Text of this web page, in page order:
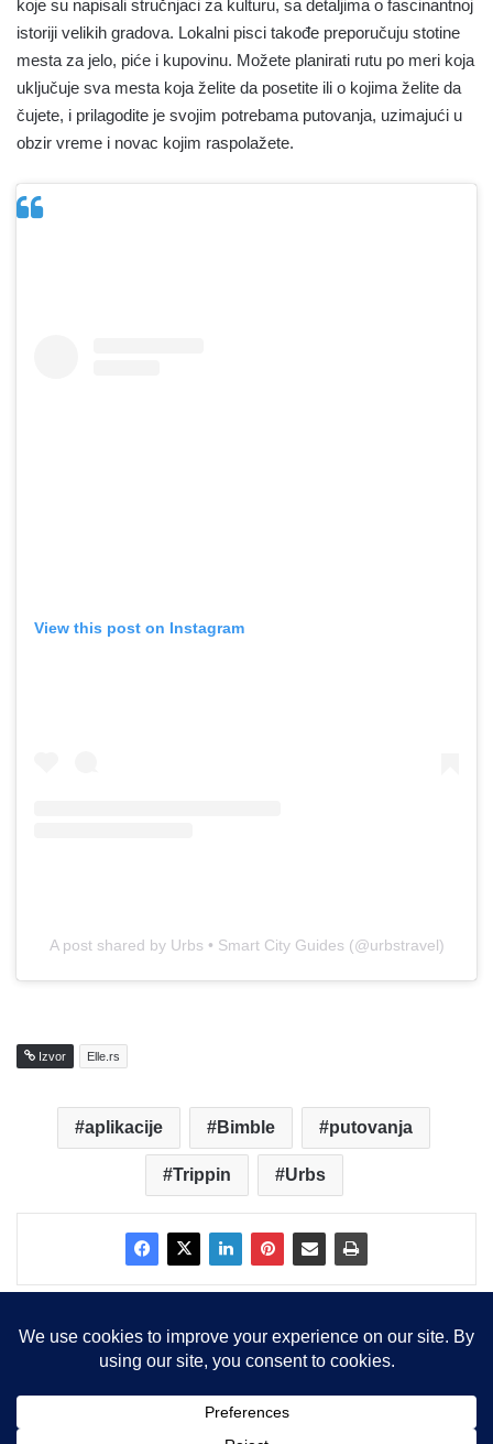
koje su napisali stručnjaci za kulturu, sa detaljima o fascinantnoj
istoriji velikih gradova. Lokalni pisci takođe preporučuju stotine
mesta za jelo, piće i kupovinu. Možete planirati rutu po meri koja
uključuje sva mesta koja želite da posetite ili o kojima želite da
čujete, i prilagodite je svojim potrebama putovanja, uzimajući u
obzir vreme i novac kojim raspolažete.
View this post on Instagram
A post shared by Urbs • Smart City Guides (@urbstravel)
Izvor Elle.rs
aplikacije Bimble putovanja
Trippin Urbs
Copyright © 2015-2025, Sva prava zadržana | LBS Team d.o.o.
Facebook
X LinkedIn